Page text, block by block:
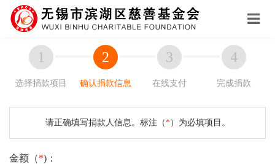
选择捐款项目 确认捐款信息 在线支付 完成捐款
请正确填写捐款人信息。标注（*）为必填项目。
金额（*)：